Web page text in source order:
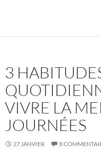
3
VIVRE LA
JOURNÉES
27 JANVIER 8